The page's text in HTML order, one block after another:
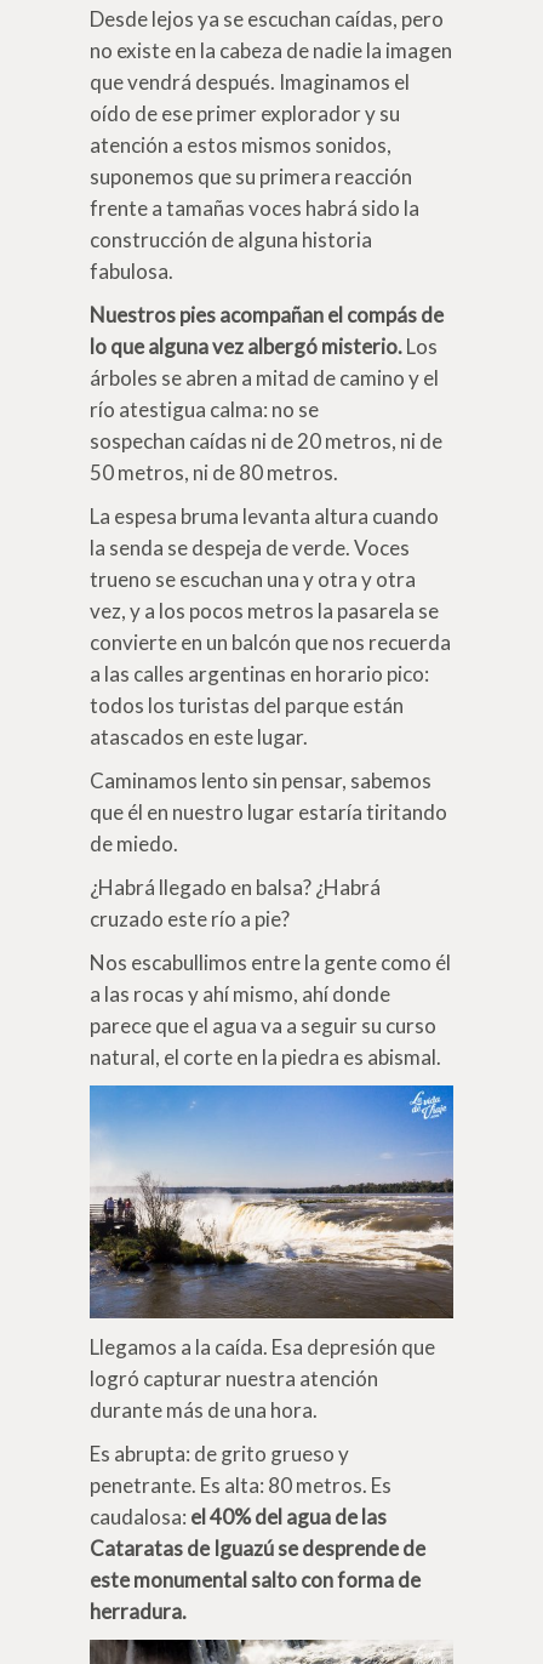
Desde lejos ya se escuchan caídas, pero
no existe en la cabeza de nadie la imagen
que vendrá después. Imaginamos el
oído de ese primer explorador y su
atención a estos mismos sonidos,
suponemos que su primera reacción
frente a tamañas voces habrá sido la
construcción de alguna historia
fabulosa.
Nuestros pies acompañan el compás de
lo que alguna vez albergó misterio.Los
árboles se abren a mitad de camino y el
río atestigua calma: no se
sospechan caídas ni de 20 metros, ni de
50 metros, ni de 80 metros.
La espesa bruma levanta altura cuando
la senda se despeja de verde. Voces
trueno se escuchan una y otra y otra
vez, y a los pocos metros la pasarela se
convierte en un balcón que nos recuerda
a las calles argentinas en horario pico:
todos los turistas del parque están
atascados en este lugar.
Caminamos lento sin pensar, sabemos
que él en nuestro lugar estaría tiritando
de miedo.
¿Habrá llegado en balsa? ¿Habrá
cruzado este río a pie?
Nos escabullimos entre la gente como él
a las rocas y ahí mismo, ahí donde
parece que el agua va a seguir su curso
natural, el corte en la piedra es abismal.
Llegamos a la caída. Esa depresión que
logró capturar nuestra atención
durante más de una hora.
Es abrupta: de grito grueso y
penetrante. Es alta: 80 metros. Es
caudalosa: el 40% del agua de las
Cataratas de Iguazú se desprende de
este monumental salto con forma de
herradura.